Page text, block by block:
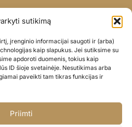
sutikimą
įrenginio informacijai saugoti ir (arba)
kaip slapukus. Jei sutiksime su
apdoroti duomenis, tokius kaip
ID šioje svetainėje. Nesutikimas arba
paveikti tam tikras funkcijas ir
Priimti